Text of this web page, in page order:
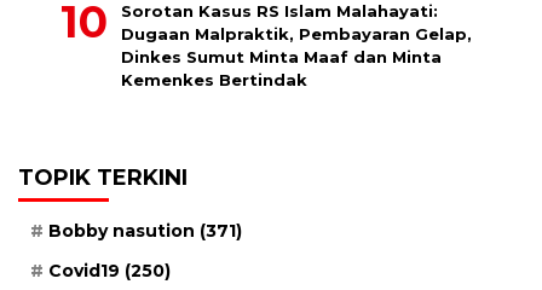
Sorotan Kasus RS Islam Malahayati:
Dugaan Malpraktik, Pembayaran Gelap,
Dinkes Sumut Minta Maaf dan Minta
Kemenkes Bertindak
TOPIK TERKINI
Bobby nasution (371)
Covid19 (250)